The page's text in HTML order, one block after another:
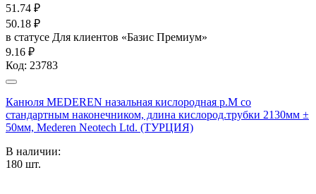
51.74 ₽
50.18 ₽
в статусе Для клиентов «Базис Премиум»
9.16 ₽
Код: 23783
Канюля MEDEREN назальная кислородная р.М со
стандартным наконечником, длина кислород.трубки 2130мм ±
50мм, Mederen Neotech Ltd. (ТУРЦИЯ)
В наличии:
180 шт.